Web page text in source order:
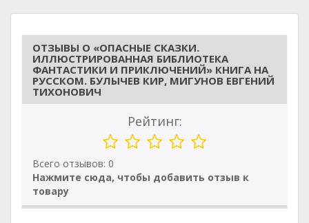
ОТЗЫВЫ О «ОПАСНЫЕ СКАЗКИ.
ИЛЛЮСТРИРОВАННАЯ БИБЛИОТЕКА
ФАНТАСТИКИ И ПРИКЛЮЧЕНИЙ» КНИГА НА
РУССКОМ. БУЛЫЧЕВ КИР, МИГУНОВ ЕВГЕНИЙ
ТИХОНОВИЧ
Рейтинг:
Всего отзывов: 0
Нажмите сюда, чтобы добавить отзыв к
товару